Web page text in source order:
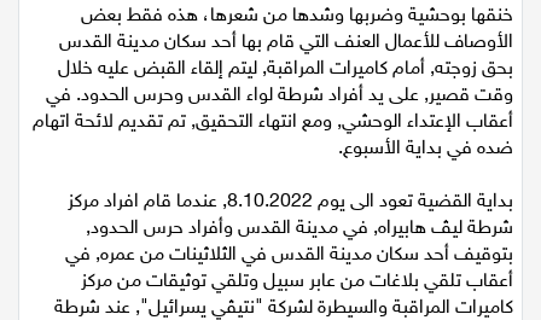
اخبار عالمية
رياضة
رياضة محلية
رياضة عالمية
تقارير خاصة
خنقها بوحشية وضربها وشدها من شعرها، هذه فقط بعض
الأوصاف للأعمال العنف التي قام بها أحد سكان مدينة القدس
بحق زوجته, أمام كاميرات المراقبة, ليتم إلقاء القبض عليه خلال
وقت قصير, على يد أفراد شرطة لواء القدس وحرس الحدود. في
أعقاب الإعتداء الوحشي, ومع انتهاء التحقيق, تم تقديم لائحة اتهام
ضده في بداية الأسبوع.
بداية القضية تعود الى يوم 8.10.2022, عندما قام افراد مركز
شرطة ليڤ هابيراه, في مدينة القدس وأفراد حرس الحدود,
بتوقيف أحد سكان مدينة القدس في الثلاثينات من عمره, في
أعقاب تلقي بلاغات من عابر سبيل وتلقي توثيقات من مركز
كاميرات المراقبة والسيطرة لشركة "نتيڤي يسرائيل", عند شرطة